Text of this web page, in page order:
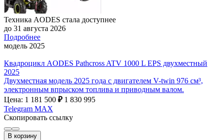
Техника AODES стала доступнее
до 31 августа 2026
Подробнее
модель 2025
Квадроцикл AODES Pathcross ATV 1000 L EPS двухместный
2025
Двухместная модель 2025 года с двигателем V-twin 976 см³,
электронным впрыском топлива и приводным валом.
Цена: 1 181 500 ₽ 1 830 995
Telegram MAX
Скопировать ссылку
В корзину